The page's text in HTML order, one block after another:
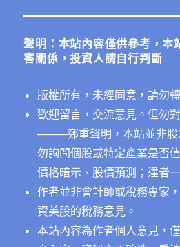
鍵
聲明：本站內容僅供參考，本
害關係，投資人請自行判斷
版權所有，未經同意，請勿
歡迎留言，交流意見。但勿
────鄭重聲明，本站並非股
勿詢問個股或特定產業是否
價格暗示、股價預測；違者
作者並非會計師或稅務專家
資美股的稅務意見。
本站內容為作者個人意見，